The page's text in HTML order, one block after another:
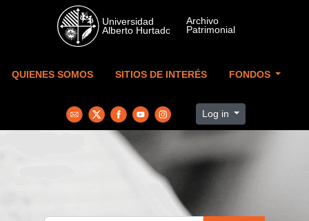
Skip to main content
QUIENES SOMOS SITIOS DE INTERÉS FONDOS
Log in